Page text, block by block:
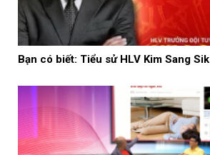
Bạn có biết: Tiểu sử HLV Kim Sang Sik